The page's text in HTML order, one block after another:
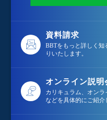
資料請求
BBTをもっと詳しく知
りいたします。
オンライン説明
カリキュラム、オン
などを具体的にご紹介